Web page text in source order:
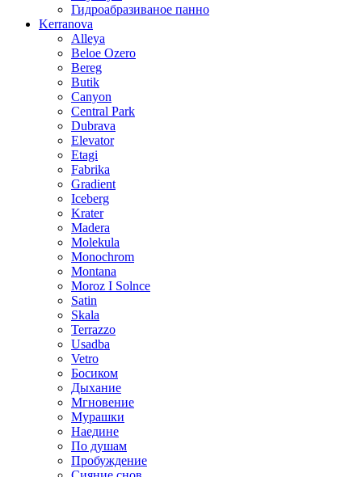
Гидроабразиваное панно
Kerranova
Alleya
Beloe Ozero
Bereg
Butik
Canyon
Central Park
Dubrava
Elevator
Etagi
Fabrika
Gradient
Iceberg
Krater
Madera
Molekula
Monochrom
Montana
Moroz I Solnce
Satin
Skala
Terrazzo
Usadba
Vetro
Босиком
Дыхание
Мгновение
Мурашки
Наедине
По душам
Пробуждение